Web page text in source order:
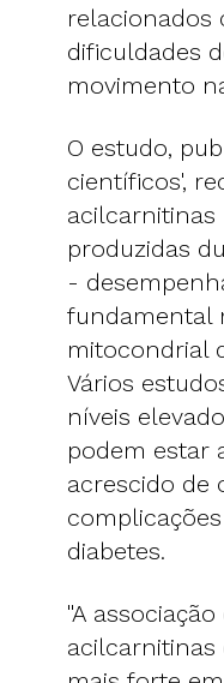
relacionados
dificuldades
movimento
O estudo,
científicos',
produzidas
-
fundamental
mitocondrial
Vários
níveis
podem estar
acrescido de
diabetes.
"A
acilcarnitinas